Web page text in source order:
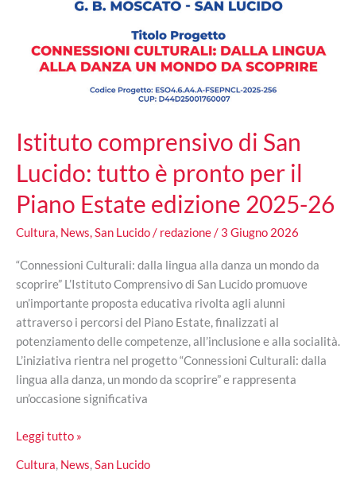
Chiostro
Comunale
Istituto comprensivo di San
Lucido: tutto è pronto per il
Piano Estate edizione 2025-26
Cultura, News,San Lucido/ redazione/ 3 Giugno 2026
“Connessioni Culturali: dalla lingua alla danza un mondo da
scoprire” L’Istituto Comprensivo di San Lucido promuove
un’importante proposta educativa rivolta agli alunni
attraverso i percorsi del Piano Estate, finalizzati al
potenziamento delle competenze, all’inclusione e alla socialità.
L’iniziativa rientra nel progetto “Connessioni Culturali: dalla
lingua alla danza, un mondo da scoprire” e rappresenta
un’occasione significativa
Istituto
di
Leggi tutto »
Cultura, News,San Lucido